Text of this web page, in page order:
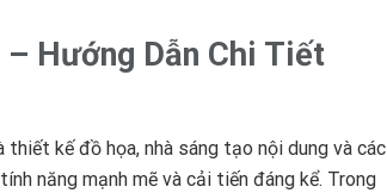
Hướng Dẫn Chi Tiết
kế đồ họa, nhà sáng tạo nội dung và các
năng mạnh mẽ và cải tiến đáng kể. Trong